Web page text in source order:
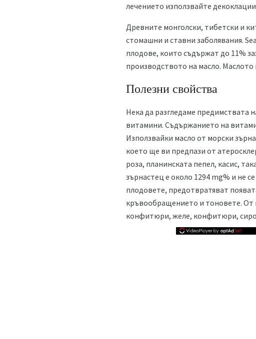
лечението използвайте
Древните монголски, тибетски и
стомашни и ставни заболявания.
плодове, които съдържат до 11%
производството на масло.
Полезни свойства
Нека да разгледаме предимствата
витамини. Съдържанието на
Използвайки масло от морски
което ще ви предпази от
роза, планинската пепел, касис,
зърнастец е около 1294 mg% и не
плодовете, предотвратяват
кръвообращението и тоновете. От
конфитюри, желе, конфитюри,